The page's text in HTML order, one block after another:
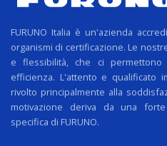
FURUNO Italia è un'azienda
organismi di certificazione. Le
e flessibilità, che ci
efficienza. L'attento e qualificato
rivolto principalmente alla
motivazione deriva da una
specifica di FURUNO.